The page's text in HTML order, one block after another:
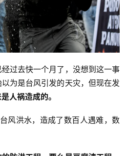
过去快一个月了，没想到这一事
为是台风引发的天灾，但现在发
人祸造成的。
风洪水，造成了数百人遇难，数